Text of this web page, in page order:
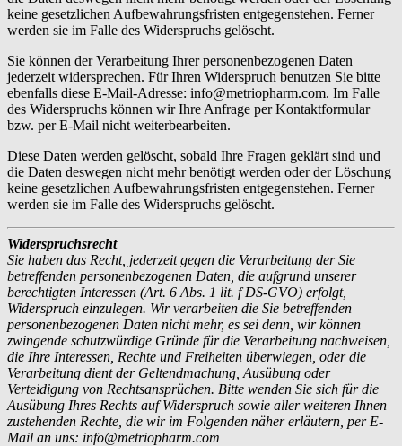
keine gesetzlichen Aufbewahrungsfristen entgegenstehen. Ferner
werden sie im Falle des Widerspruchs gelöscht.
Sie können der Verarbeitung Ihrer personenbezogenen Daten
jederzeit widersprechen. Für Ihren Widerspruch benutzen Sie bitte
ebenfalls diese E-Mail-Adresse: info@metriopharm.com. Im Falle
des Widerspruchs können wir Ihre Anfrage per Kontaktformular
bzw. per E-Mail nicht weiterbearbeiten.
Diese Daten werden gelöscht, sobald Ihre Fragen geklärt sind und
die Daten deswegen nicht mehr benötigt werden oder der Löschung
keine gesetzlichen Aufbewahrungsfristen entgegenstehen. Ferner
werden sie im Falle des Widerspruchs gelöscht.
Widerspruchsrecht
Sie haben das Recht, jederzeit gegen die Verarbeitung der Sie
betreffenden personenbezogenen Daten, die aufgrund unserer
berechtigten Interessen (Art. 6 Abs. 1 lit. f DS-GVO) erfolgt,
Widerspruch einzulegen. Wir verarbeiten die Sie betreffenden
personenbezogenen Daten nicht mehr, es sei denn, wir können
zwingende schutzwürdige Gründe für die Verarbeitung nachweisen,
die Ihre Interessen, Rechte und Freiheiten überwiegen, oder die
Verarbeitung dient der Geltendmachung, Ausübung oder
Verteidigung von Rechtsansprüchen. Bitte wenden Sie sich für die
Ausübung Ihres Rechts auf Widerspruch sowie aller weiteren Ihnen
zustehenden Rechte, die wir im Folgenden näher erläutern, per E-
Mail an uns: info@metriopharm.com